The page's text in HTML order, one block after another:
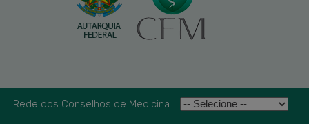
Rede dos Conselhos de Medicina